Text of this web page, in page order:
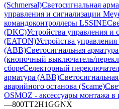
(Schmersal)Светосигнальная
управления и сигнализации
командоконтроллеры LSSINE
(DKC)Устройства управления и
(EATON)Устройства
(ABB)Светосигнальная
(кнопочный выключатель/
сбореСелекторный
арматура (ABB)
аварийного останова (Scame)
OSMOZ - аксессуары монтажа в
—800TT2H1GGNX